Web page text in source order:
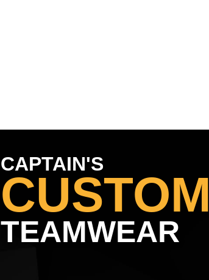
CAPTAIN'S
CUSTOM
TEAMWEAR